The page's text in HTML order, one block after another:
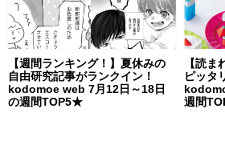
【週間ランキング！】夏休みの
自由研究記事がランクイン！
kodomoe web 7月12日～18日
の週間TOP5★
【読
ピッタ
週間